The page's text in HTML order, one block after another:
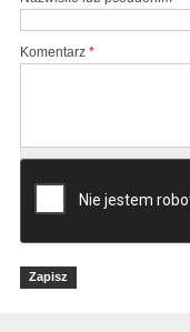
Komentarz *